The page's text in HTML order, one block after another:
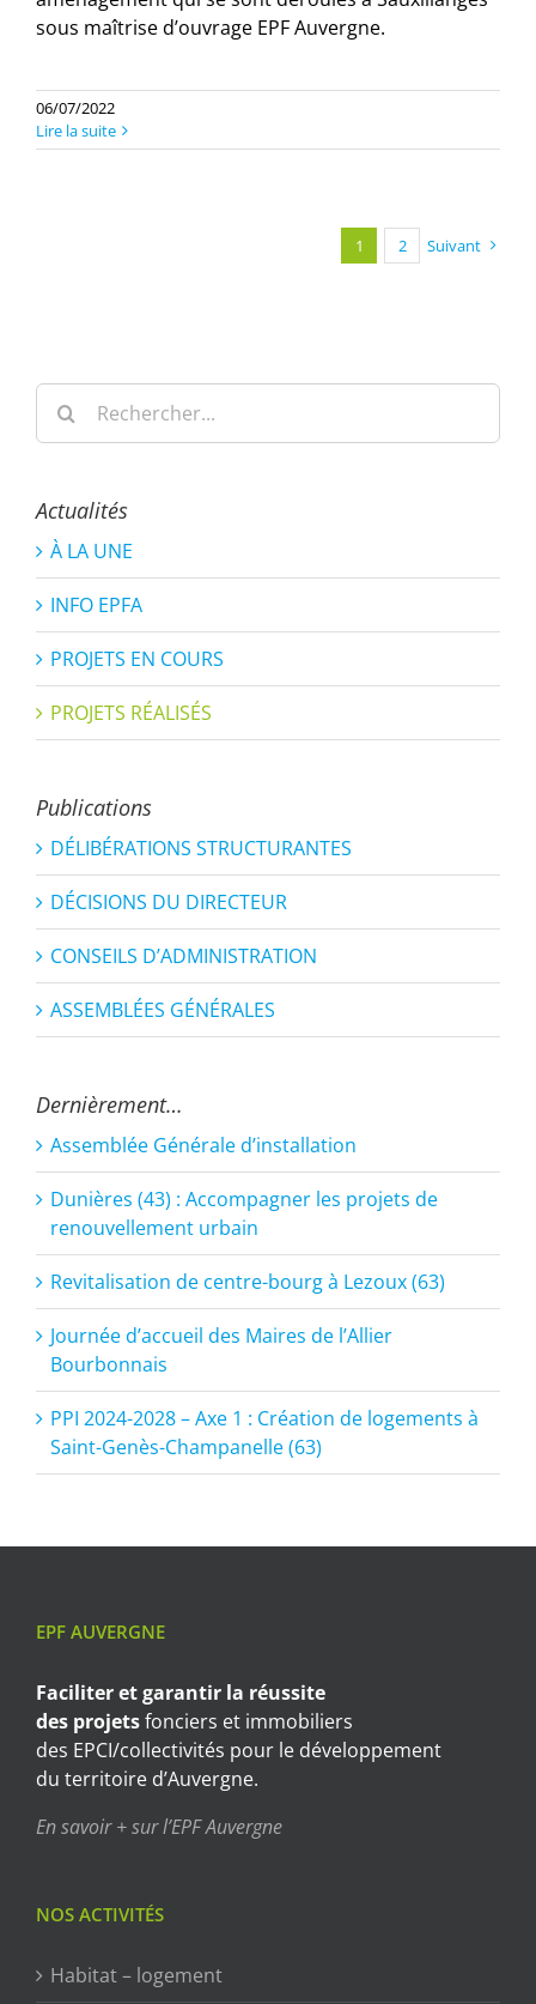
sous maîtrise d’ouvrage EPF Auvergne.
06/07/2022
Lire la suite
1 2 Suivant
Rechercher:
Actualités
À LA UNE
INFO EPFA
PROJETS EN COURS
PROJETS RÉALISÉS
Publications
DÉLIBÉRATIONS STRUCTURANTES
DÉCISIONS DU DIRECTEUR
CONSEILS D’ADMINISTRATION
ASSEMBLÉES GÉNÉRALES
Dernièrement…
Assemblée Générale d’installation
Dunières (43) : Accompagner les projets de
renouvellement urbain
Revitalisation de centre-bourg à Lezoux (63)
Journée d’accueil des Maires de l’Allier
Bourbonnais
PPI 2024-2028 – Axe 1 : Création de logements à
Saint-Genès-Champanelle (63)
EPF AUVERGNE
Faciliter et garantir la réussite
des projetsfonciers et immobiliers
des EPCI/collectivités pour le développement
du territoire d’Auvergne.
En savoir + sur l’EPF Auvergne
NOS ACTIVITÉS
Habitat – logement